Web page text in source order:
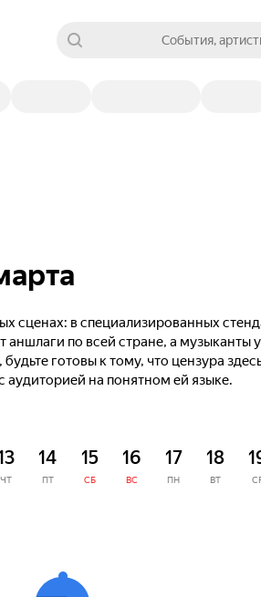
События,
сценах: в специализированных
аншлаги по всей стране, а
готовы к тому, что цензура
аудиторией на понятном ей языке.
ЧТ
14
ПТ
15
СБ
16
ВС
17
ПН
18
ВТ